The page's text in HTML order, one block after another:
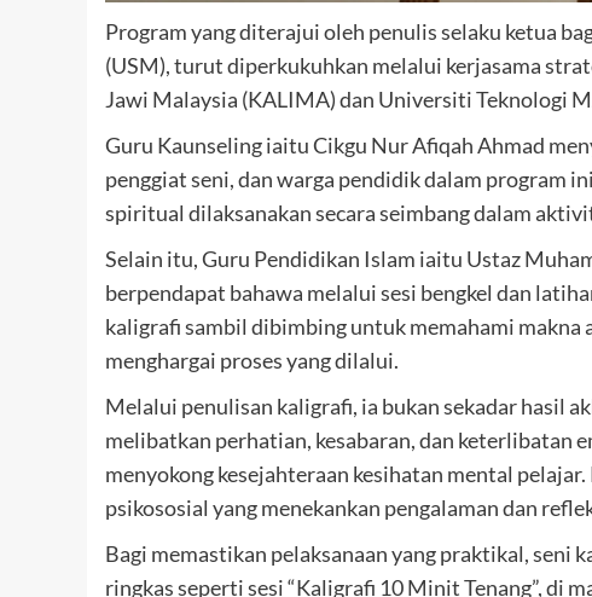
Program yang diterajui oleh penulis selaku ketua
(USM), turut diperkukuhkan melalui kerjasama
Jawi Malaysia (KALIMA) dan Universiti Teknologi
Guru Kaunseling iaitu Cikgu Nur Afiqah Ahmad
penggiat seni, dan warga pendidik dalam program
spiritual dilaksanakan secara seimbang dalam
Selain itu, Guru Pendidikan Islam iaitu Ustaz
berpendapat bahawa melalui sesi bengkel dan
kaligrafi sambil dibimbing untuk memahami makna
menghargai proses yang dilalui.
Melalui penulisan kaligrafi, ia bukan sekadar hasil
melibatkan perhatian, kesabaran, dan keterlibatan
menyokong kesejahteraan kesihatan mental
psikososial yang menekankan pengalaman dan
Bagi memastikan pelaksanaan yang praktikal,
ringkas seperti sesi “Kaligrafi 10 Minit Tenang”, di